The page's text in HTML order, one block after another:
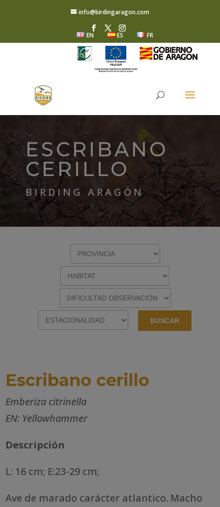
info@birdingaragon.com
EN ES FR
ESCRIBANO
CERILLO
BIRDING ARAGÓN
Escribano cerillo
Emberiza citrinella
EN: Yellowhammer
Descripción
L: 16 cm; E:23-29 cm;
Ave de marado carácter atlantico. Macho